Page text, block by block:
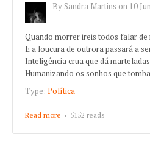
By Sandra Martins on 10
Quando morrer ireis todos falar de
E a loucura de outrora passará a
Inteligência crua que dá
Humanizando os sonhos que
Type: Política
Read more about A minha utopia não
5152 reads